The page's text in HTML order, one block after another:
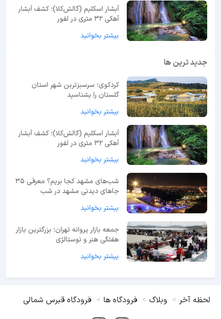
آبشار اسکلیم (گالش‌کلا)؛ کشف آبشار
آهکی ۳۲ متری در لفور
بیشتر بخوانید
جدید ترین ها
کردکوی؛ سرسبزترین شهر استان
گلستان را بشناسید
بیشتر بخوانید
آبشار اسکلیم (گالش‌کلا)؛ کشف آبشار
آهکی ۳۲ متری در لفور
بیشتر بخوانید
شب‌های مشهد کجا بریم؟ معرفی 35
جاهای دیدنی مشهد در شب
بیشتر بخوانید
جمعه بازار پروانه تهران؛ بزرگترین بازار
هفتگی هنر و نوستالژی
بیشتر بخوانید
لحظه آخر وبلاگ فرودگاه ها فرودگاه قبرس شمالی